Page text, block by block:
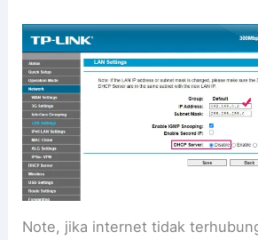
Note, jika internet tidak